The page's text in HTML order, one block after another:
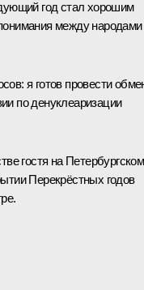
год стал хорошим
между народами
я готов провести
по денуклеаризации
гостя на Петербургском
Перекрёстных годов